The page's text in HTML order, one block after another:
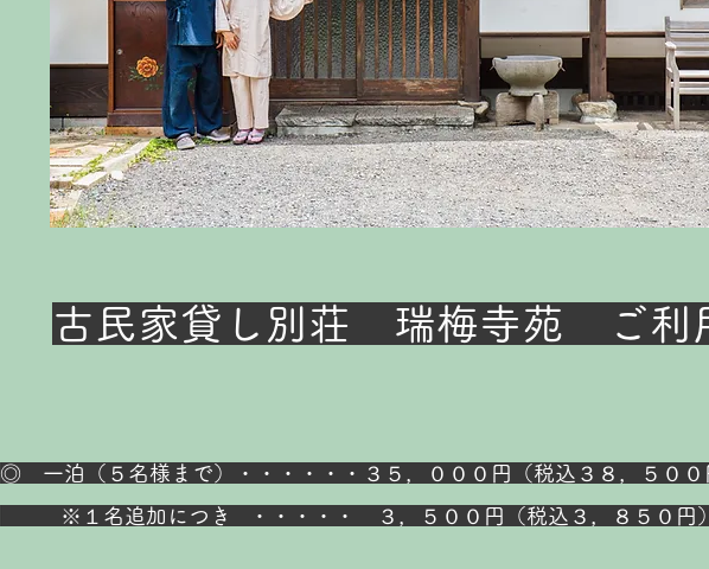
古民家貸し別荘 瑞梅寺苑 ご利
◎ 一泊（５名様まで）・・・・・・３５，０００円（税込３８，５００
※１名追加につき ・・・・・ ３，５００ 円（税込３，８５０円）